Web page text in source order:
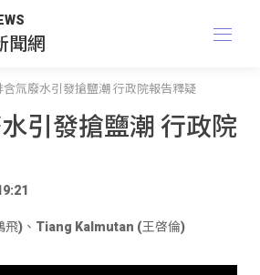
聞網
含氚廢水引發搶鹽潮 行政院報告釋疑
引發搶鹽潮 行政院
飛) 、 Tiang Kalmutan (王啓倫)